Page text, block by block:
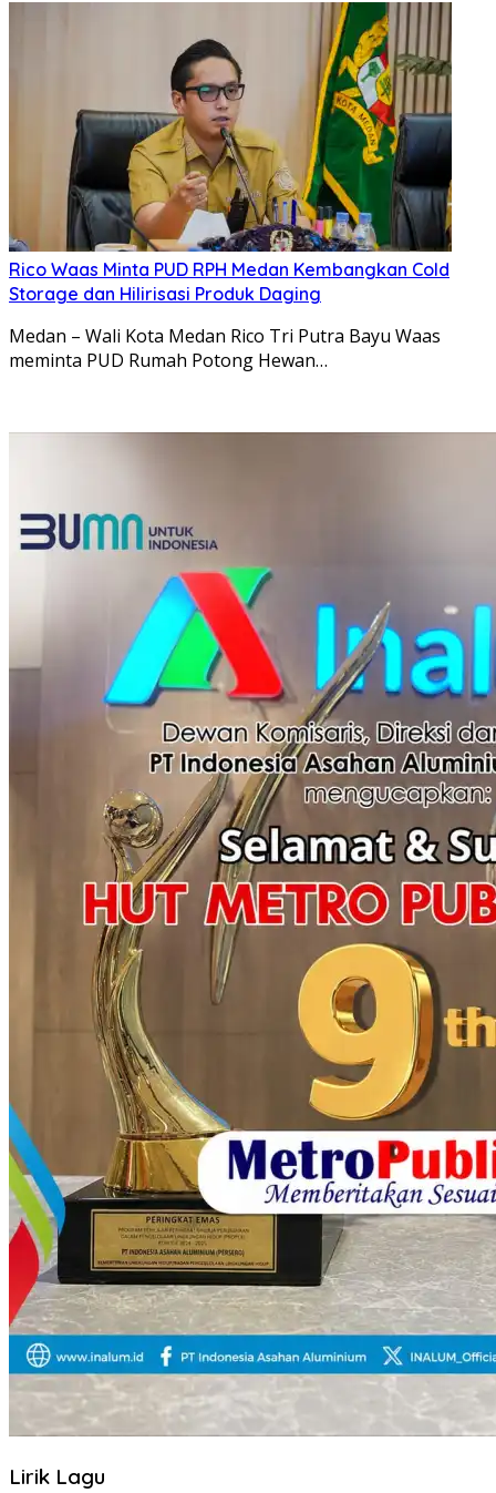
Rico Waas Minta PUD RPH Medan Kembangkan Cold
Storage dan Hilirisasi Produk Daging
Medan – Wali Kota Medan Rico Tri Putra Bayu Waas
meminta PUD Rumah Potong Hewan…
Lirik Lagu